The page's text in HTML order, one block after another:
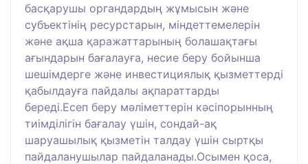
басқарушы органдардың жұмысын және
субъектінің ресурстарын, міндеттемелерін
және ақша қаражаттарының болашақтағы
ағындарын бағалауға, несие беру бойынша
шешімдерге және инвестициялық қызметтерді
қабылдауға пайдалы ақпараттарды
береді.Есеп беру мәліметтерін кәсіпорынның
тиімділігін бағалау үшін, сондай-ақ
шаруашылық қызметін талдау үшін сыртқы
пайдаланушылар пайдаланады.Осымен қоса,